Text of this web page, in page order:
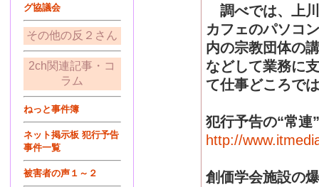
グ協議会
その他の反２さん
2ch関連記事・コ
ラム
ねっと事件簿
ネット掲示板 犯行予告
事件一覧
被害者の声１～２
調べでは、上
カフェのパソコ
内の宗教団体の
などして業務に
て仕事どころで
犯行予告の“常連
http://
創価学会施設の